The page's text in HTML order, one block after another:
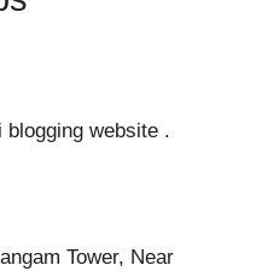
blogging website .
Tower, Near